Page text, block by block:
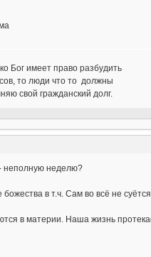
Бог имеет право разбудить
то люди что то должны
свой гражданский долг.
неполную неделю?
в т.ч. Сам во всё не
в материи. Наша жизнь